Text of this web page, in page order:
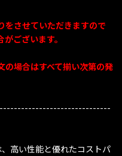
をさせていただきますので
ございます。
の場合はすべて揃い次第の発
高い性能と優れたコストパ